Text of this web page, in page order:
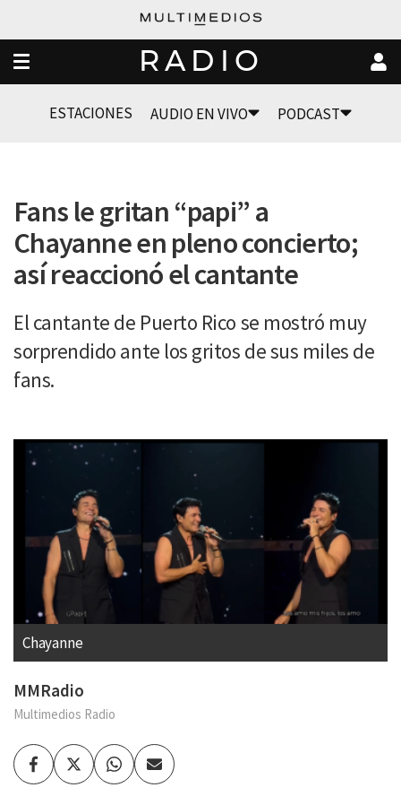
RADIO
ESTACIONES AUDIO EN VIVO PODCAST
Fans le gritan “papi” a
Chayanne en pleno concierto;
así reaccionó el cantante
El cantante de Puerto Rico se mostró muy
sorprendido ante los gritos de sus miles de
fans.
Chayanne
MMRadio
Multimedios Radio
FacebookTwitterWhatsapp
Enviar
por